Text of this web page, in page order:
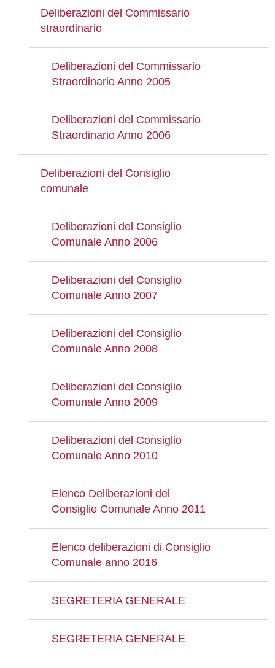
Deliberazioni del Commissario
straordinario
Deliberazioni del Commissario
Straordinario Anno 2005
Deliberazioni del Commissario
Straordinario Anno 2006
Deliberazioni del Consiglio
comunale
Deliberazioni del Consiglio
Comunale Anno 2006
Deliberazioni del Consiglio
Comunale Anno 2007
Deliberazioni del Consiglio
Comunale Anno 2008
Deliberazioni del Consiglio
Comunale Anno 2009
Deliberazioni del Consiglio
Comunale Anno 2010
Elenco Deliberazioni del
Consiglio Comunale Anno 2011
Elenco deliberazioni di Consiglio
Comunale anno 2016
SEGRETERIA GENERALE
SEGRETERIA GENERALE